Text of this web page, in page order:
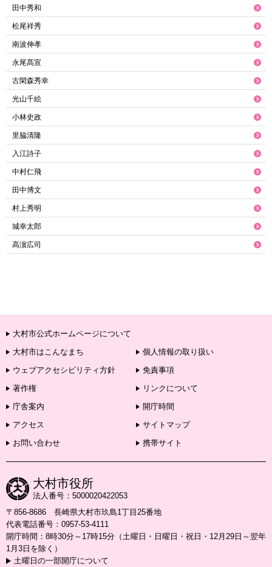
田中秀和
松尾祥秀
南波伸孝
永尾髙宣
古閑森秀幸
光山千絵
小林史政
里脇清隆
入江詩子
中村仁飛
田中博文
村上秀明
城幸太郎
高濵広司
大村市公式ホームページについて
大村市はこんなまち
個人情報の取り扱い
ウェブアクセシビリティ方針
免責事項
著作権
リンクについて
庁舎案内
開庁時間
アクセス
サイトマップ
お問い合わせ
携帯サイト
大村市役所
法人番号：5000020422053
〒856-8686 長崎県大村市玖島1丁目25番地
代表電話番号：0957-53-4111
開庁時間：8時30分～17時15分（土曜日・日曜日・祝日・12月29日～翌年
1月3日を除く）
土曜日の一部開庁について